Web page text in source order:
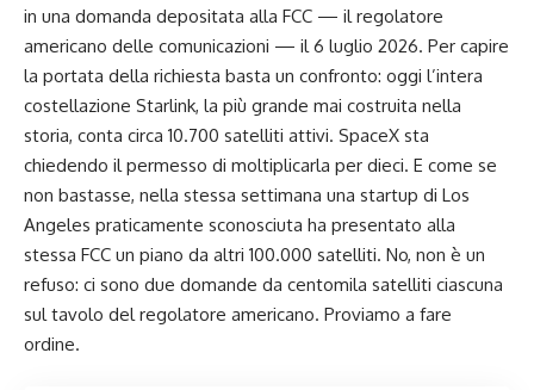
in una domanda depositata alla FCC — il regolatore
americano delle comunicazioni — il 6 luglio 2026. Per capire
la portata della richiesta basta un confronto: oggi l’intera
costellazione Starlink, la più grande mai costruita nella
storia, conta circa 10.700 satelliti attivi. SpaceX sta
chiedendo il permesso di moltiplicarla per dieci. E come se
non bastasse, nella stessa settimana una startup di Los
Angeles praticamente sconosciuta ha presentato alla
stessa FCC un piano da altri 100.000 satelliti. No, non è un
refuso: ci sono due domande da centomila satelliti ciascuna
sul tavolo del regolatore americano. Proviamo a fare
ordine.